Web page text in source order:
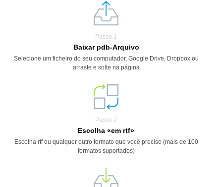
Passo 1
Baixar pdb-Arquivo
Selecione um ficheiro do seu computador, Google Drive, Dropbox ou
arraste e solte na página
Passo 2
Escolha «em rtf»
Escolha rtf ou qualquer outro formato que você precise (mais de 100
formatos suportados)